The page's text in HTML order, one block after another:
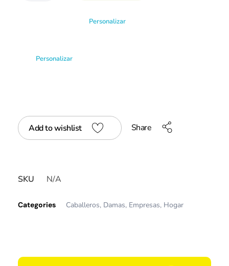
Personalizar
Personalizar
Add to wishlist Share
SKU N/A
Categories Caballeros, Damas, Empresas, Hogar